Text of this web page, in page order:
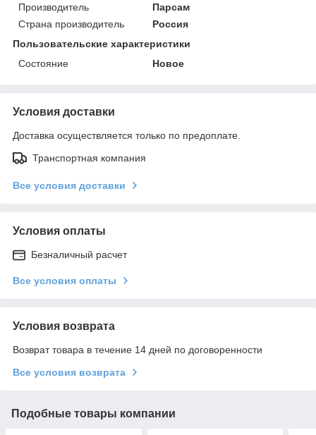
Производитель
Парсам
Страна производитель
Россия
Пользовательские характеристики
Состояние
Новое
Условия доставки
Доставка осуществляется только по предоплате.
Транспортная компания
Все условия доставки
Условия оплаты
Безналичный расчет
Все условия оплаты
Условия возврата
Возврат товара в течение 14 дней по договоренности
Все условия возврата
Подобные товары компании